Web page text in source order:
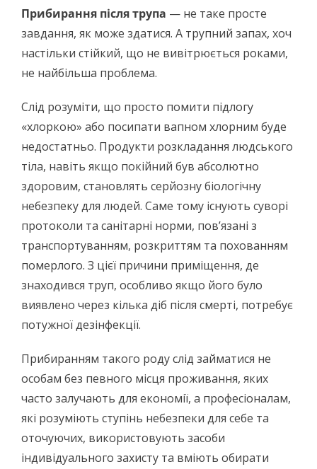
Прибирання після трупа — не таке просте
завдання, як може здатися. А трупний запах, хоч
настільки стійкий, що не вивітрюється роками,
не найбільша проблема.
Слід розуміти, що просто помити підлогу
«хлоркою» або посипати вапном хлорним буде
недостатньо. Продукти розкладання людського
тіла, навіть якщо покійний був абсолютно
здоровим, становлять серйозну біологічну
небезпеку для людей. Саме тому існують суворі
протоколи та санітарні норми, пов’язані з
транспортуванням, розкриттям та похованням
померлого. З цієї причини приміщення, де
знаходився труп, особливо якщо його було
виявлено через кілька діб після смерті, потребує
потужної дезінфекції.
Прибиранням такого роду слід займатися не
особам без певного місця проживання, яких
часто залучають для економії, а професіоналам,
які розуміють ступінь небезпеки для себе та
оточуючих, використовують засоби
індивідуального захисту та вміють обирати